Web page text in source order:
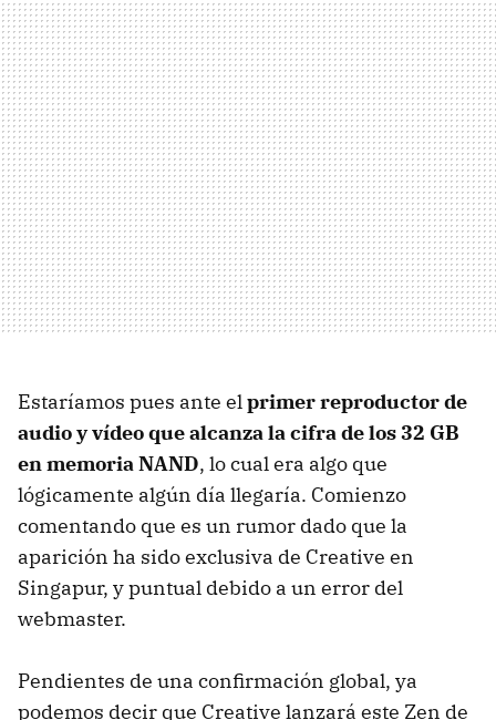
Estaríamos pues ante elprimer reproductor de
audio y vídeo que alcanza la cifra de los 32 GB
en memoria NAND, lo cual era algo que
lógicamente algún día llegaría. Comienzo
comentando que es un rumor dado que la
aparición ha sido exclusiva de Creative en
Singapur, y puntual debido a un error del
webmaster.
Pendientes de una confirmación global, ya
podemos decir que Creative lanzará este Zen de